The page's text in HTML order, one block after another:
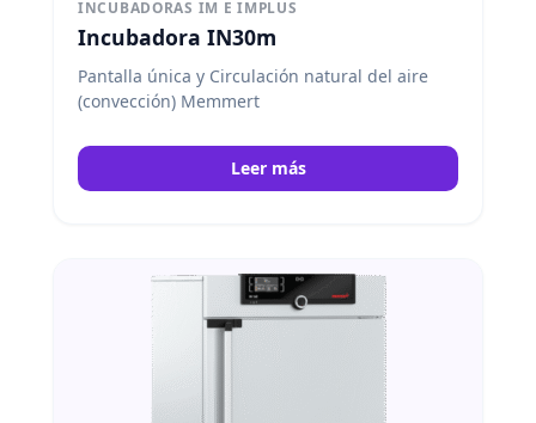
INCUBADORAS IM E IMPLUS
Incubadora IN30m
Pantalla única y Circulación natural del aire
(convección) Memmert
Leer más